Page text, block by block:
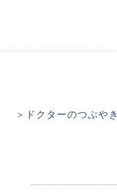
＞ドクターのつぶやき